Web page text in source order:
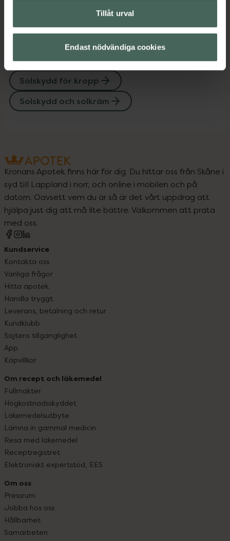
Tillåt urval
Endast nödvändiga cookies
Hudvård
Solskydd för ansikte
Solskydd för kropp
Solskydd och solkräm
Kronans Apotek finns här för dig. Du hittar oss från Skåne i
syd till Lappland i norr, och online i mobilen och på
datorn. Oavsett vem du är så är det vårt uppdrag att
hjälpa just dig att må lite bättre. Välkommen att prata
med oss.
Kundservice
Kontakta oss
Vanliga frågor
Hitta apotek
Handla tryggt
Leverans, betalning och retur
Kundklubb
Sajtens tillgänglighet
App
Köpvillkor
Om recept och läkemedel
Fullmakter
Högkostnadsskyddet
Läkemedelsutbyte
Lämna in gammal medicin
Resa med läkemedel
Receptregistret
Elektroniskt expertstöd, EES
Om oss
Pressrum
Jobba hos oss
Hållbarhet
Samarbeten